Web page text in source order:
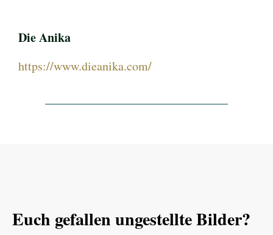
Die Anika
https://www.dieanika.com/
Euch gefallen ungestellte Bilder?